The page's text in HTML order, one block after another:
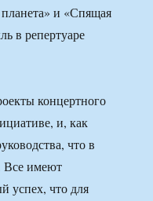
и «Спящая
в репертуаре
концертного
и, как
что в
Все имеют
успех, что для